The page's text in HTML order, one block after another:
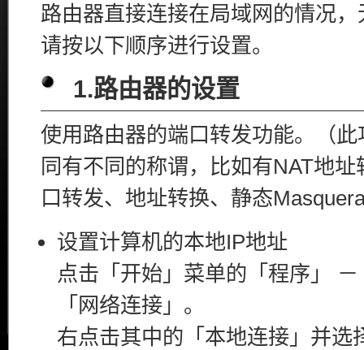
路由器直接连接在局域网的情况
请按以下顺序进行设置。
1.路由器的设置
使用路由器的端口转发功能。（
同有不同的称谓，比如有NAT地
口转发、地址转换、静态
设置计算机的本地IP地址
点击「开始」菜单的「程序」
「网络连接」。
右点击其中的「本地连接」并选